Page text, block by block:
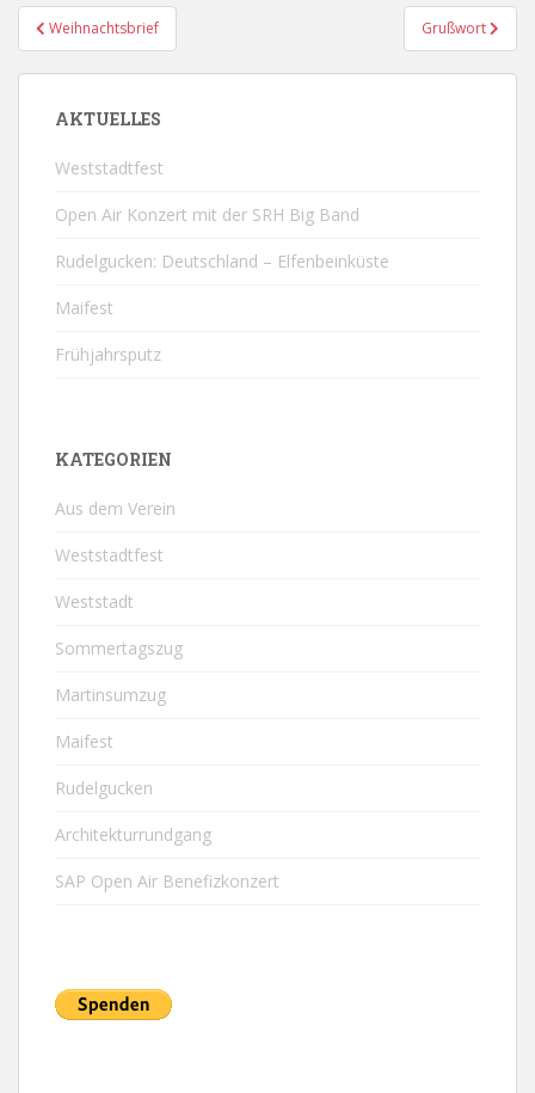
Beitragsnavigation
Weihnachtsbrief Grußwort
AKTUELLES
Weststadtfest
Open Air Konzert mit der SRH Big Band
Rudelgucken: Deutschland – Elfenbeinküste
Maifest
Frühjahrsputz
KATEGORIEN
Aus dem Verein
Weststadtfest
Weststadt
Sommertagszug
Martinsumzug
Maifest
Rudelgucken
Architekturrundgang
SAP Open Air Benefizkonzert